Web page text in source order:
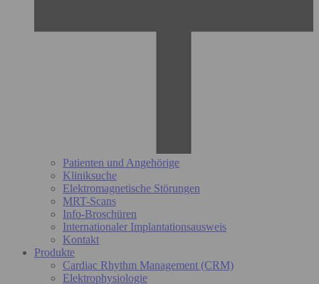
Patienten und Angehörige
Kliniksuche
Elektromagnetische Störungen
MRT-Scans
Info-Broschüren
Internationaler Implantationsausweis
Kontakt
Produkte
Cardiac Rhythm Management (CRM)
Elektrophysiologie